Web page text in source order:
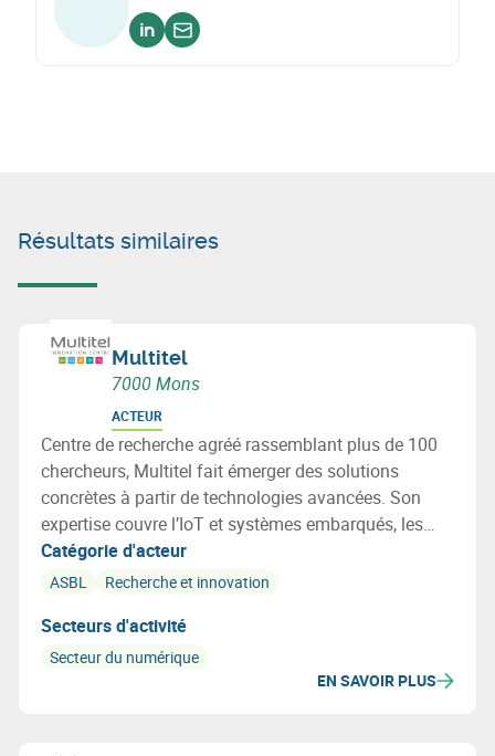
Voir sur linkedin
Envoyer un email
Résultats similaires
Multitel
7000 Mons
ACTEUR
Centre de recherche agréé rassemblant plus de 100
chercheurs, Multitel fait émerger des solutions
concrètes à partir de technologies avancées. Son
expertise couvre l’IoT et systèmes embarqués, les
réseaux et la cybersécurité, la photonique, l’IA et la
certification ferroviaire. Multitel agit comme un
entreprises.
Catégorie d'acteur
ASBL Recherche et innovation
Secteurs d'activité
Secteur du numérique
EN SAVOIR PLUS